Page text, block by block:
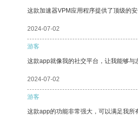
这款加速器VPM应用程序提供了顶级的安
2024-07-02
游客
这款app就像我的社交平台，让我能够与
2024-07-02
游客
这款app的功能非常强大，可以满足我所